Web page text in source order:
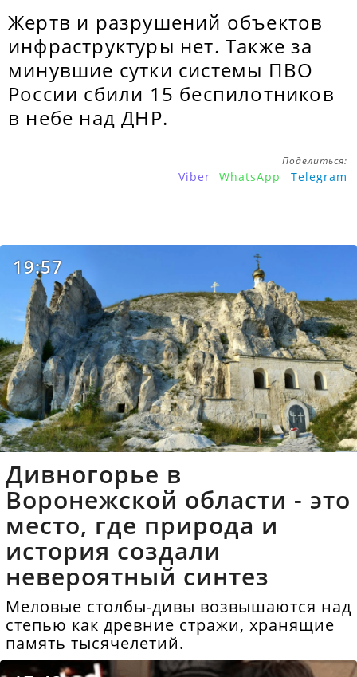
Жертв и разрушений объектов
инфраструктуры нет. Также за
минувшие сутки системы ПВО
России сбили 15 беспилотников
в небе над ДНР.
Поделиться:
Viber WhatsApp Telegram
19:57
Дивногорье в
Воронежской области - это
место, где природа и
история создали
невероятный синтез
Меловые столбы-дивы возвышаются над
степью как древние стражи, хранящие
память тысячелетий.